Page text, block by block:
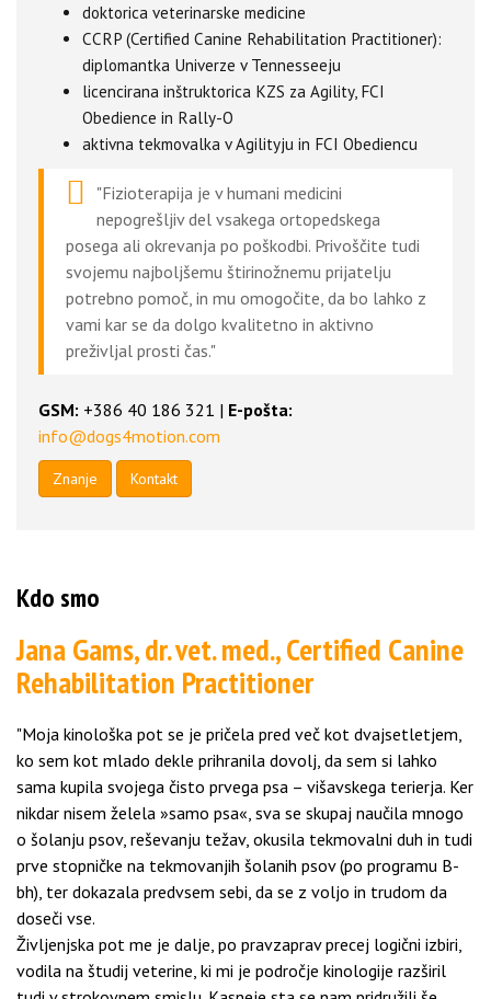
doktorica veterinarske medicine
CCRP (Certified Canine Rehabilitation Practitioner):
diplomantka Univerze v Tennesseeju
licencirana inštruktorica KZS za Agility, FCI
Obedience in Rally-O
aktivna tekmovalka v Agilityju in FCI Obediencu
"Fizioterapija je v humani medicini
nepogrešljiv del vsakega ortopedskega
posega ali okrevanja po poškodbi. Privoščite tudi
svojemu najboljšemu štirinožnemu prijatelju
potrebno pomoč, in mu omogočite, da bo lahko z
vami kar se da dolgo kvalitetno in aktivno
preživljal prosti čas."
GSM: +386 40 186 321 | E-pošta:
info@dogs4motion.com
Znanje Kontakt
Kdo smo
Jana Gams, dr. vet. med., Certified Canine
Rehabilitation Practitioner
"Moja kinološka pot se je pričela pred več kot dvajsetletjem,
ko sem kot mlado dekle prihranila dovolj, da sem si lahko
sama kupila svojega čisto prvega psa – višavskega terierja. Ker
nikdar nisem želela »samo psa«, sva se skupaj naučila mnogo
o šolanju psov, reševanju težav, okusila tekmovalni duh in tudi
prve stopničke na tekmovanjih šolanih psov (po programu B-
bh), ter dokazala predvsem sebi, da se z voljo in trudom da
doseči vse.
Življenjska pot me je dalje, po pravzaprav precej logični izbiri,
vodila na študij veterine, ki mi je področje kinologije razširil